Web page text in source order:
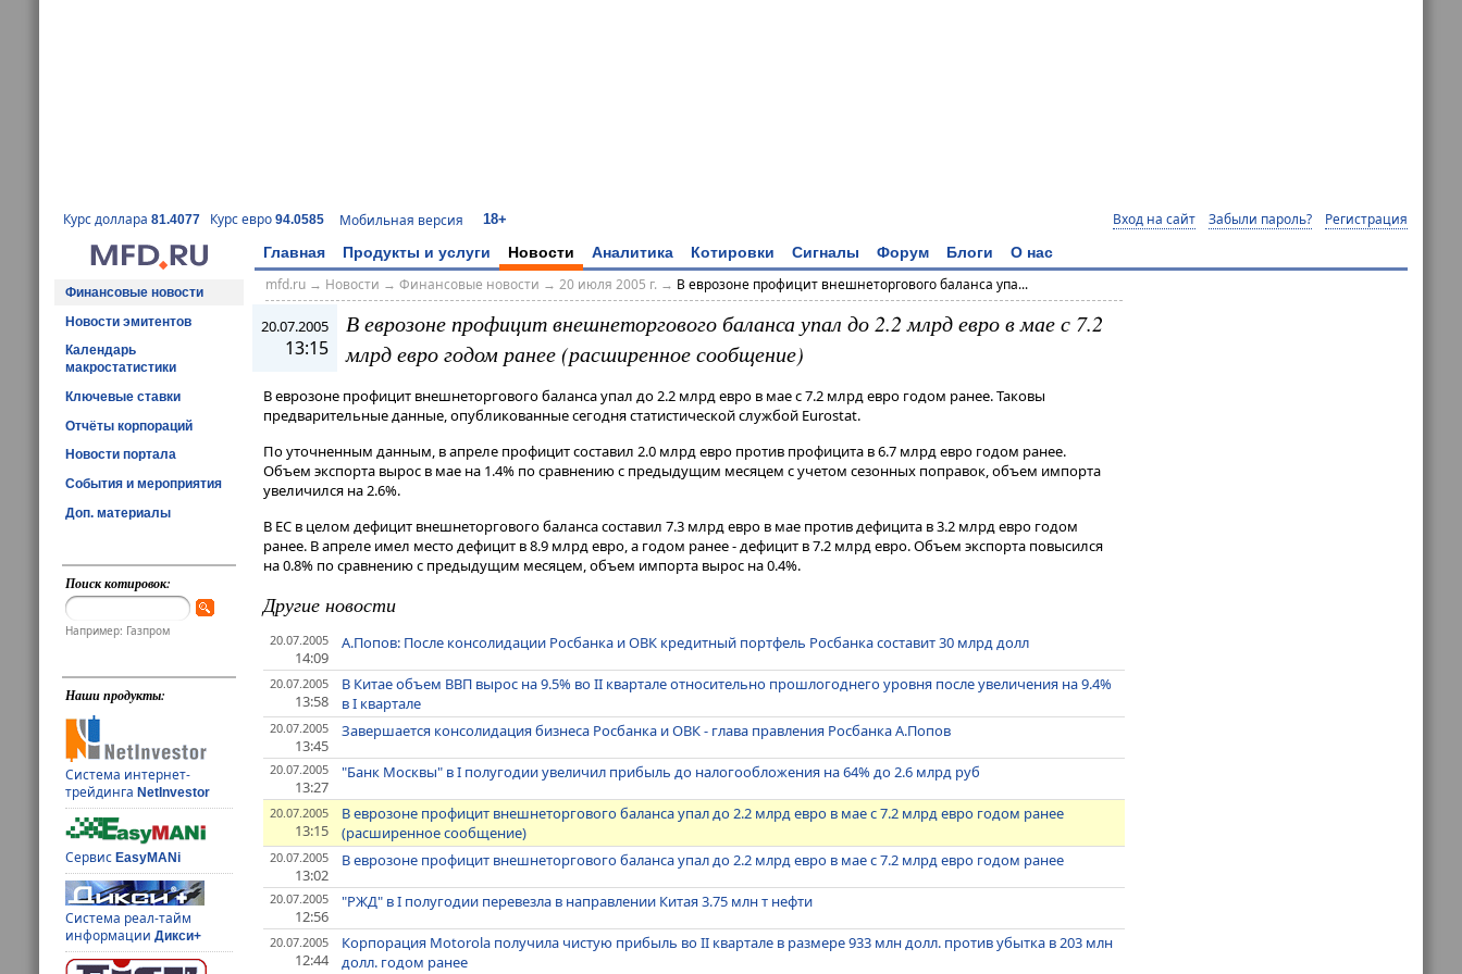
Курс доллара 81.4077 Курс евро 94.0585 Мобильная версия 18+ Вход на сайт Забыли пароль? Регистрация
Главная Продукты и услуги Новости Аналитика Котировки Сигналы Форум Блоги О нас
Финансовые новости
Новости эмитентов
Календарь
макростатистики
Ключевые ставки
Отчёты корпораций
Новости портала
События и мероприятия
Доп. материалы
Поиск котировок:
Например: Газпром
Наши продукты:
Система интернет-
трейдингаNetInvestor
СервисEasyMANi
Система реал-тайм
информацииДикси+
mfd.ru→ Новости → Финансовые новости → 20 июля 2005 г. → В еврозоне профицит внешнеторгового баланса упа...
20.07.2005
13:15
В еврозоне профицит внешнеторгового баланса упал до 2.2 млрд евро в мае с 7.2
млрд евро годом ранее (расширенное сообщение)
В еврозоне профицит внешнеторгового баланса упал до 2.2 млрд евро в мае с 7.2 млрд евро годом ранее. Таковы
предварительные данные, опубликованные сегодня статистической службой Eurostat.
По уточненным данным, в апреле профицит составил 2.0 млрд евро против профицита в 6.7 млрд евро годом ранее.
Объем экспорта вырос в мае на 1.4% по сравнению с предыдущим месяцем с учетом сезонных поправок, объем импорта
увеличился на 2.6%.
В ЕС в целом дефицит внешнеторгового баланса составил 7.3 млрд евро в мае против дефицита в 3.2 млрд евро годом
ранее. В апреле имел место дефицит в 8.9 млрд евро, а годом ранее - дефицит в 7.2 млрд евро. Объем экспорта повысился
на 0.8% по сравнению с предыдущим месяцем, объем импорта вырос на 0.4%.
Другие новости
20.07.2005
14:09
А.Попов: После консолидации Росбанка и ОВК кредитный портфель Росбанка составит 30 млрд долл
20.07.2005
13:58
В Китае объем ВВП вырос на 9.5% во II квартале относительно прошлогоднего уровня после увеличения на 9.4%
в I квартале
20.07.2005
13:45
Завершается консолидация бизнеса Росбанка и ОВК - глава правления Росбанка А.Попов
20.07.2005
13:27
"Банк Москвы" в I полугодии увеличил прибыль до налогообложения на 64% до 2.6 млрд руб
20.07.2005
13:15
В еврозоне профицит внешнеторгового баланса упал до 2.2 млрд евро в мае с 7.2 млрд евро годом ранее
(расширенное сообщение)
20.07.2005
13:02
В еврозоне профицит внешнеторгового баланса упал до 2.2 млрд евро в мае с 7.2 млрд евро годом ранее
20.07.2005
12:56
"РЖД" в I полугодии перевезла в направлении Китая 3.75 млн т нефти
20.07.2005
12:44
Корпорация Motorola получила чистую прибыль во II квартале в размере 933 млн долл. против убытка в 203 млн
долл. годом ранее